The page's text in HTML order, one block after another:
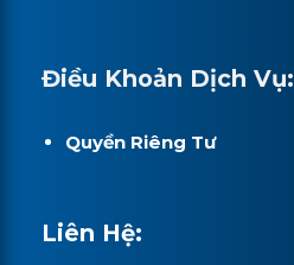
Điều Khoản Dịch Vụ:
Quyền Riêng Tư
Liên Hệ: